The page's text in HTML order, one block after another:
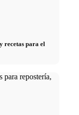
recetas para el